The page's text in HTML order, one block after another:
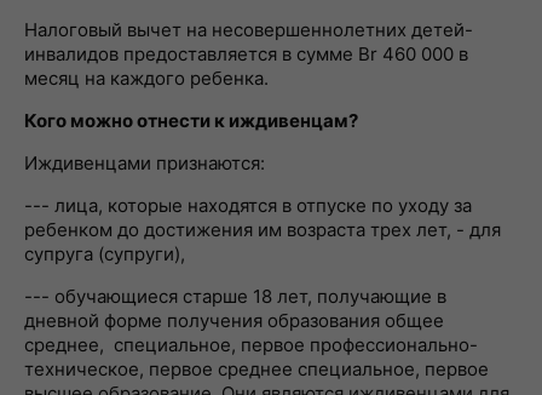
Налоговый вычет на несовершеннолетних детей-
инвалидов предоставляется в сумме Br 460 000 в
месяц на каждого ребенка.
Кого можно отнести к иждивенцам?
Иждивенцами признаются:
--- лица, которые находятся в отпуске по уходу за
ребенком до достижения им возраста трех лет, - для
супруга (супруги),
--- обучающиеся старше 18 лет, получающие в
дневной форме получения образования общее
среднее, специальное, первое профессионально-
техническое, первое среднее специальное, первое